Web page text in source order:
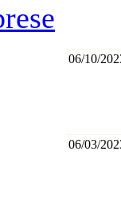
06/10/
06/03/